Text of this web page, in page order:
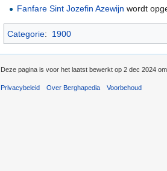
Fanfare Sint Jozefin Azewijn wordt
Categorie: 1900
Deze pagina is voor het laatst bewerkt op 2 dec 2024
Privacybeleid Over Berghapedia Voorbehoud